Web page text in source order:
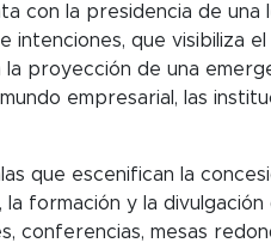
con la presidencia de
intenciones, que visibiliza
la proyección de una
empresarial, las
que escenifican la
la formación y la
conferencias, mesas